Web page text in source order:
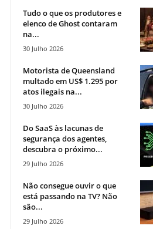
Tudo o que os produtores e
elenco de Ghost contaram
na...
30 Julho 2026
Motorista de Queensland
multado em US$ 1.295 por
atos ilegais na...
30 Julho 2026
Do SaaS às lacunas de
segurança dos agentes,
descubra o próximo...
29 Julho 2026
Não consegue ouvir o que
está passando na TV? Não
são...
29 Julho 2026